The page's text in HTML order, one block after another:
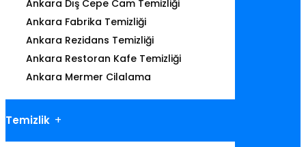
Ankara Dış Cepe Cam Temizliği
Ankara Fabrika Temizliği
Ankara Rezidans Temizliği
Ankara Restoran Kafe Temizliği
Ankara Mermer Cilalama
Temizlik